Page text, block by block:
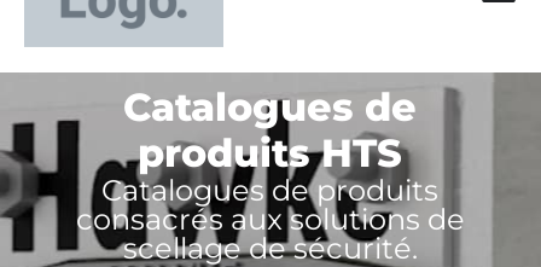
Catalogues de
produits HTS
Catalogues de produits
consacrés aux solutions de
scellage de sécurité.